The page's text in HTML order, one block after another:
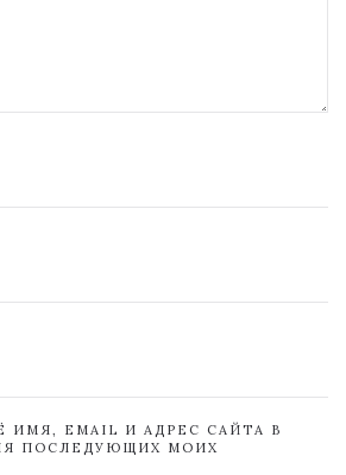
ИМЯ, EMAIL И АДРЕС САЙТА В
ПОСЛЕДУЮЩИХ МОИХ